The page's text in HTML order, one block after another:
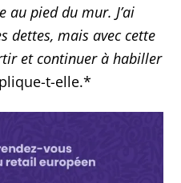
au pied du mur. J’ai
dettes, mais avec cette
et continuer à habiller
t-elle.*